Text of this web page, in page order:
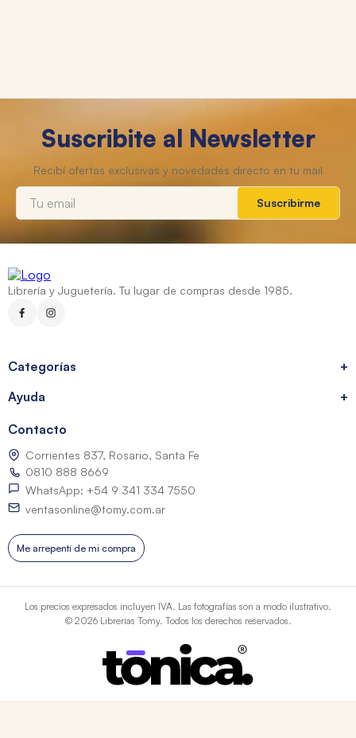
Suscribite al Newsletter
Suscribirme
Librería y Juguetería. Tu lugar de compras desde 1985.
Categorías
+
Ayuda
+
Contacto
Corrientes 837, Rosario, Santa Fe
0810 888 8669
WhatsApp: +54 9 341 334 7550
ventasonline@tomy.com.ar
Me arrepentí de mi compra
Los precios expresados incluyen IVA. Las fotografías son a modo ilustrativo.
© 2026 Librerías Tomy. Todos los derechos reservados.